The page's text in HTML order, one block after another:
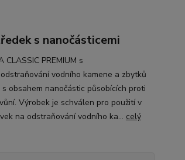
s nanočásticemi
CLASSIC PREMIUM s
vodního kamene a zbytků
obsahem nanočástic působících proti
Výrobek je schválen pro použití v
na odstraňování vodního ka... celý